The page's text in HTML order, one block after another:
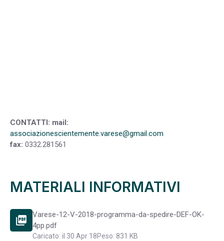
CONTATTI: mail:
associazionescientemente.varese@gmail.com
fax: 0332.281561
MATERIALI INFORMATIVI
picture_as_pdf
Varese-12-V-2018-programma-da-spedire-DEF-OK-
4pp.pdf
Caricato: il 30 Apr 18Peso: 831 KB